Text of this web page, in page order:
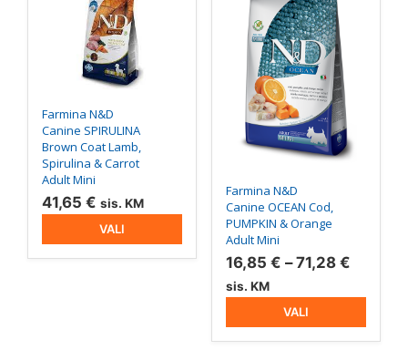
Farmina N&D
Canine SPIRULINA
Brown Coat Lamb,
Spirulina & Carrot
Adult Mini
41,65 € sis. KM
VALI
varianti.
saab
teha
tootelehel.
Farmina N&D
Canine OCEAN Cod,
PUMPKIN & Orange
Adult Mini
16,85 € – 71,28 €
71,28 €
sis. KM
VALI
tootel
mitu
varianti.
Valikuid
saab
teha
tootelehel.